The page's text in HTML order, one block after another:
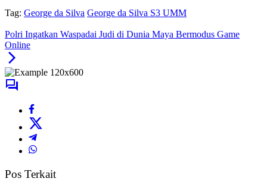
Tag: George da Silva George da Silva S3 UMM
Polri Ingatkan Waspadai Judi di Dunia Maya Bermodus Game
Online
Pos Terkait